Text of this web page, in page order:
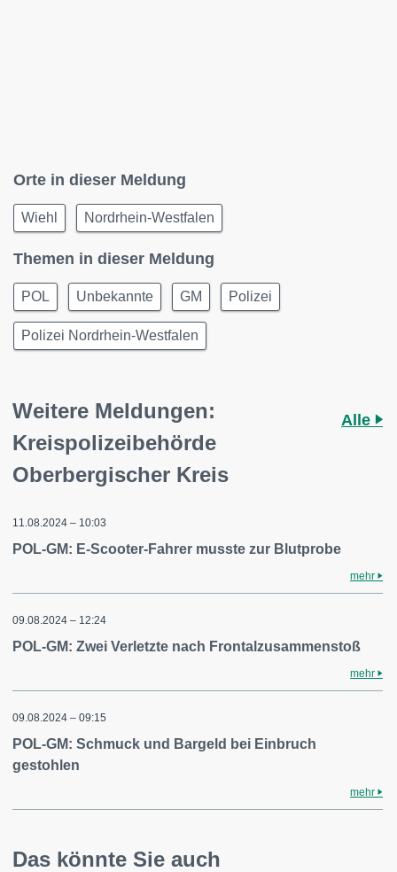
Orte in dieser Meldung
Wiehl Nordrhein-Westfalen
Themen in dieser Meldung
POL Unbekannte GM Polizei
Polizei Nordrhein-Westfalen
Weitere Meldungen:
Kreispolizeibehörde
Oberbergischer Kreis
Alle
11.08.2024 – 10:03
POL-GM: E-Scooter-Fahrer musste zur Blutprobe
mehr
09.08.2024 – 12:24
POL-GM: Zwei Verletzte nach Frontalzusammenstoß
mehr
09.08.2024 – 09:15
POL-GM: Schmuck und Bargeld bei Einbruch
gestohlen
mehr
Das könnte Sie auch